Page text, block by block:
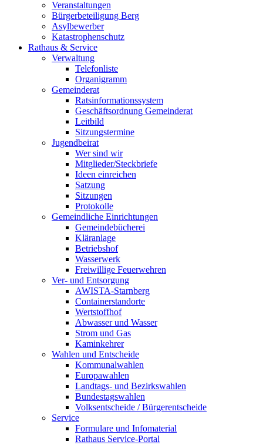
Veranstaltungen
Bürgerbeteiligung Berg
Asylbewerber
Katastrophenschutz
Rathaus & Service
Verwaltung
Telefonliste
Organigramm
Gemeinderat
Ratsinformationssystem
Geschäftsordnung Gemeinderat
Leitbild
Sitzungstermine
Jugendbeirat
Wer sind wir
Mitglieder/Steckbriefe
Ideen einreichen
Satzung
Sitzungen
Protokolle
Gemeindliche Einrichtungen
Gemeindebücherei
Kläranlage
Betriebshof
Wasserwerk
Freiwillige Feuerwehren
Ver- und Entsorgung
AWISTA-Starnberg
Containerstandorte
Wertstoffhof
Abwasser und Wasser
Strom und Gas
Kaminkehrer
Wahlen und Entscheide
Kommunalwahlen
Europawahlen
Landtags- und Bezirkswahlen
Bundestagswahlen
Volksentscheide / Bürgerentscheide
Service
Formulare und Infomaterial
Rathaus Service-Portal